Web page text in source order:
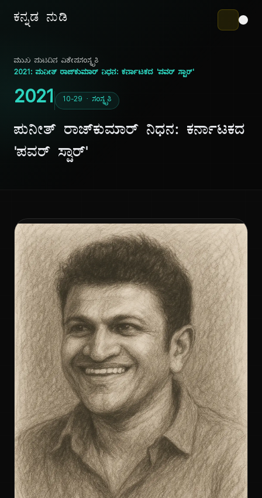
ಕನ್ನಡ ನುಡಿ
ಮುಖ ಪುಟದಿನ ವಿಶೇಷಸಂಸ್ಕೃತಿ
2021: ಪುನೀತ್ ರಾಜ್‌ಕುಮಾರ್ ನಿಧನ: ಕರ್ನಾಟಕದ 'ಪವರ್ ಸ್ಟಾರ್'
2021 10-29 · ಸಂಸ್ಕೃತಿ
ಪುನೀತ್ ರಾಜ್‌ಕುಮಾರ್ ನಿಧನ: ಕರ್ನಾಟಕದ
'ಪವರ್ ಸ್ಟಾರ್'